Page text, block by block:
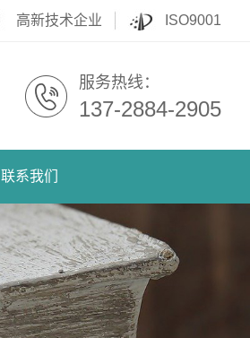
高新技术企业 ISO9001
服务热线：
137-2884-2905
联系我们